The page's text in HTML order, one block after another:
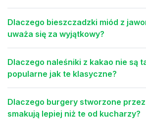
Dlaczego bieszczadzki miód z
uważa się za wyjątkowy?
Dlaczego naleśniki z kakao nie są
popularne jak te klasyczne?
Dlaczego burgery stworzone przez
smakują lepiej niż te od kucharzy?